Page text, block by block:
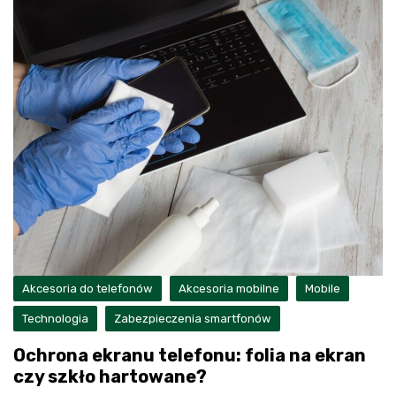
Akcesoria do telefonów Akcesoria mobilne Mobile
Technologia Zabezpieczenia smartfonów
Ochrona ekranu telefonu: folia na ekran
czy szkło hartowane?